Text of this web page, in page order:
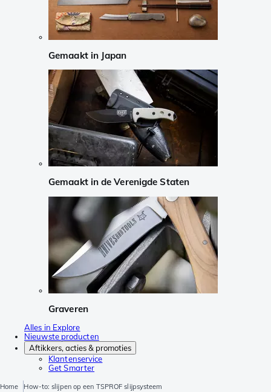
Gemaakt in Japan
Gemaakt in de Verenigde Staten
Graveren
Alles in Explore
Nieuwste producten
Aftikkers, acties & promoties
Klantenservice
Get Smarter
Home How-to: slijpen op een TSPROF slijpsysteem